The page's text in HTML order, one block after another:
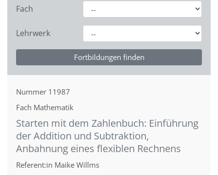
Fach
Lehrwerk
Nummer 11987
Fach Mathematik
Starten mit dem Zahlenbuch: Einführung
der Addition und Subtraktion,
Anbahnung eines flexiblen Rechnens
Referent:in Maike Willms